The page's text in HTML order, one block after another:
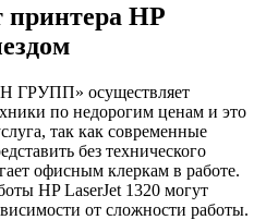
принтера HP
ГРУПП» осуществляет
по недорогим ценам и это
так как современные
без технического
офисным клеркам в работе.
HP LaserJet 1320 могут
от сложности работы.